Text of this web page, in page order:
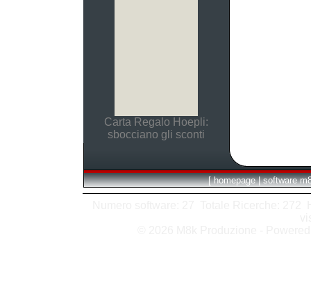
Carta Regalo Hoepli:
sbocciano gli sconti
[ homepage | software